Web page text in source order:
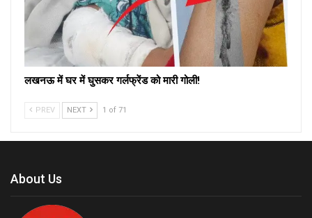
लखनऊ में घर में घुसकर गर्लफ्रेंड को मारी गोली!
PREV NEXT 1 of 71
About Us